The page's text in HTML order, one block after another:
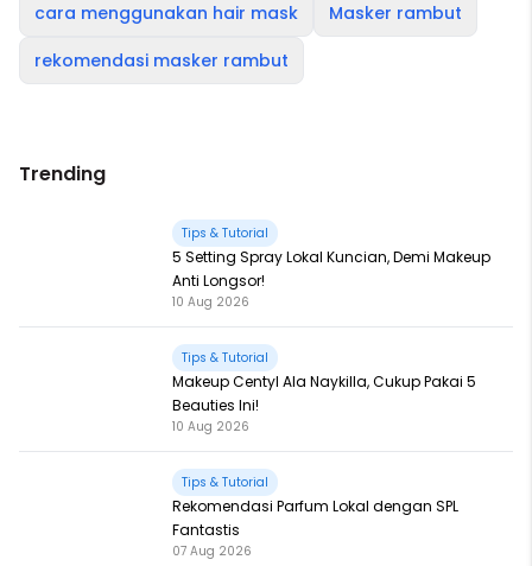
cara menggunakan hair mask
Masker rambut
rekomendasi masker rambut
Trending
Tips & Tutorial
5 Setting Spray Lokal Kuncian, Demi Makeup
Anti Longsor!
10 Aug 2026
Tips & Tutorial
Makeup Centyl Ala Naykilla, Cukup Pakai 5
Beauties Ini!
10 Aug 2026
Tips & Tutorial
Rekomendasi Parfum Lokal dengan SPL
Fantastis
07 Aug 2026